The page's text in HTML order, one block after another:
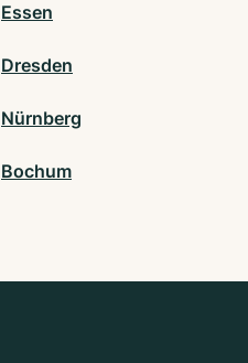
Essen
Dresden
Nürnberg
Bochum